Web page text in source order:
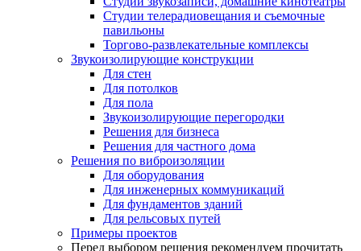
Студии телерадиовещания и съемочные
павильоны
Торгово-развлекательные комплексы
Звукоизолирующие конструкции
Для стен
Для потолков
Для пола
Звукоизолирующие перегородки
Решения для бизнеса
Решения для частного дома
Решения по виброизоляции
Для оборудования
Для инженерных коммуникаций
Для фундаментов зданий
Для рельсовых путей
Примеры проектов
Перед выбором решения рекомендуем прочитать